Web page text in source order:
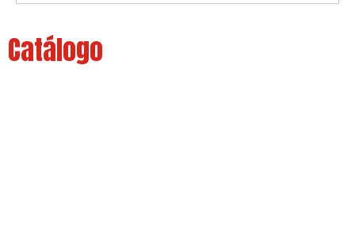
Catálogo